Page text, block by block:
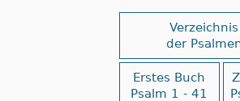
Verzeichnis
der
Erstes Buch
Psalm 1 - 41